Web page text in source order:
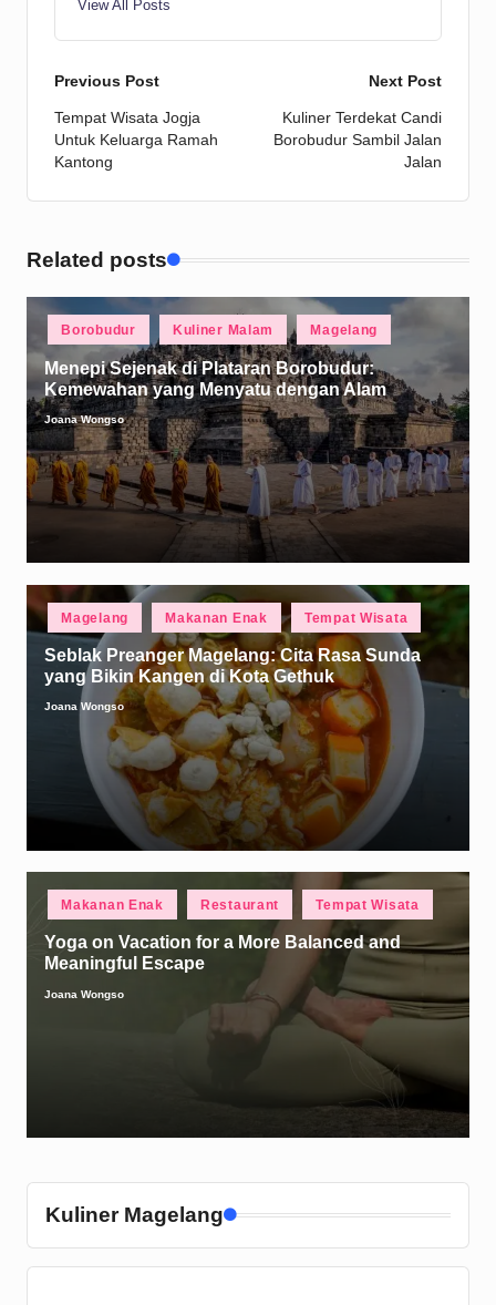
View All Posts
Post
navigation
Previous Post
Tempat Wisata Jogja
Untuk Keluarga Ramah
Kantong
Next Post
Kuliner Terdekat Candi
Borobudur Sambil Jalan
Jalan
Related posts
Borobudur Kuliner Malam Magelang
Menepi Sejenak di Plataran Borobudur:
Kemewahan yang Menyatu dengan Alam
Posted
Joana Wongso
in
Magelang Makanan Enak Tempat Wisata
Seblak Preanger Magelang: Cita Rasa Sunda
yang Bikin Kangen di Kota Gethuk
Posted
Joana Wongso
Makanan Enak Restaurant Tempat Wisata
Yoga on Vacation for a More Balanced and
Meaningful Escape
Posted
Joana Wongso
Kuliner Magelang